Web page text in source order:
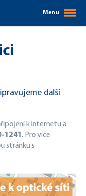
Menu
další
k internetu a
1241 . Pro více
stránku s